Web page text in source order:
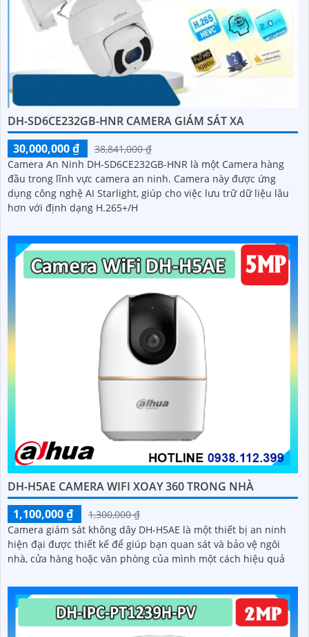
DH-SD6CE232GB-HNR CAMERA GIÁM SÁT XA
30,000,000 ₫
38,841,000 ₫
Camera An Ninh DH-SD6CE232GB-HNR là một Camera hàng
đầu trong lĩnh vực camera an ninh. Camera này được ứng
dụng công nghệ AI Starlight, giúp cho việc lưu trữ dữ liệu lâu
hơn với định dạng H.265+/H
DH-H5AE CAMERA WIFI XOAY 360 TRONG NHÀ
1,100,000 ₫
1,300,000 ₫
Camera giám sát không dây DH-H5AE là một thiết bị an ninh
hiện đại được thiết kế để giúp bạn quan sát và bảo vệ ngôi
nhà, cửa hàng hoặc văn phòng của mình một cách hiệu quả